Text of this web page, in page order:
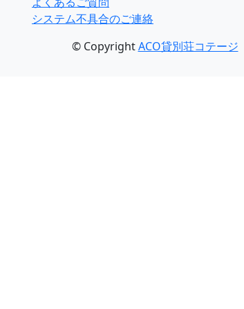
システム不具合のご連絡
© CopyrightACO貸別荘コテージ